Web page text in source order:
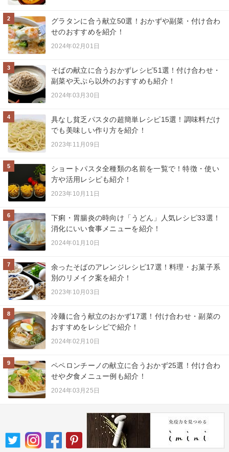
2
グラタンに合う献立50選！おかずや副菜・付け合わ
せのおすすめを紹介！
2024年02月01日
3
そばの献立に合うおかずレシピ51選！付け合わせ・
副菜や天ぷら以外のおすすめも紹介！
2024年03月30日
4
具なし貧乏パスタの超簡単レシピ15選！調味料だけ
でも美味しい作り方を紹介！
2023年11月09日
5
ショートパスタ全種類の名前を一覧で！特徴・使い
方や活用レシピも紹介！
2023年10月11日
6
下痢・胃腸炎の時向け「うどん」人気レシピ33選！
消化にいい食事メニューを紹介！
2024年01月10日
7
余ったそばのアレンジレシピ17選！料理・お菓子系
別のリメイク案を紹介！
2023年10月03日
8
冷麺に合う献立のおかず17選！付け合わせ・副菜の
おすすめをレシピで紹介！
2024年02月10日
9
ペペロンチーノの献立に合うおかず25選！付け合わ
せや夕食メニュー例も紹介！
2024年03月25日